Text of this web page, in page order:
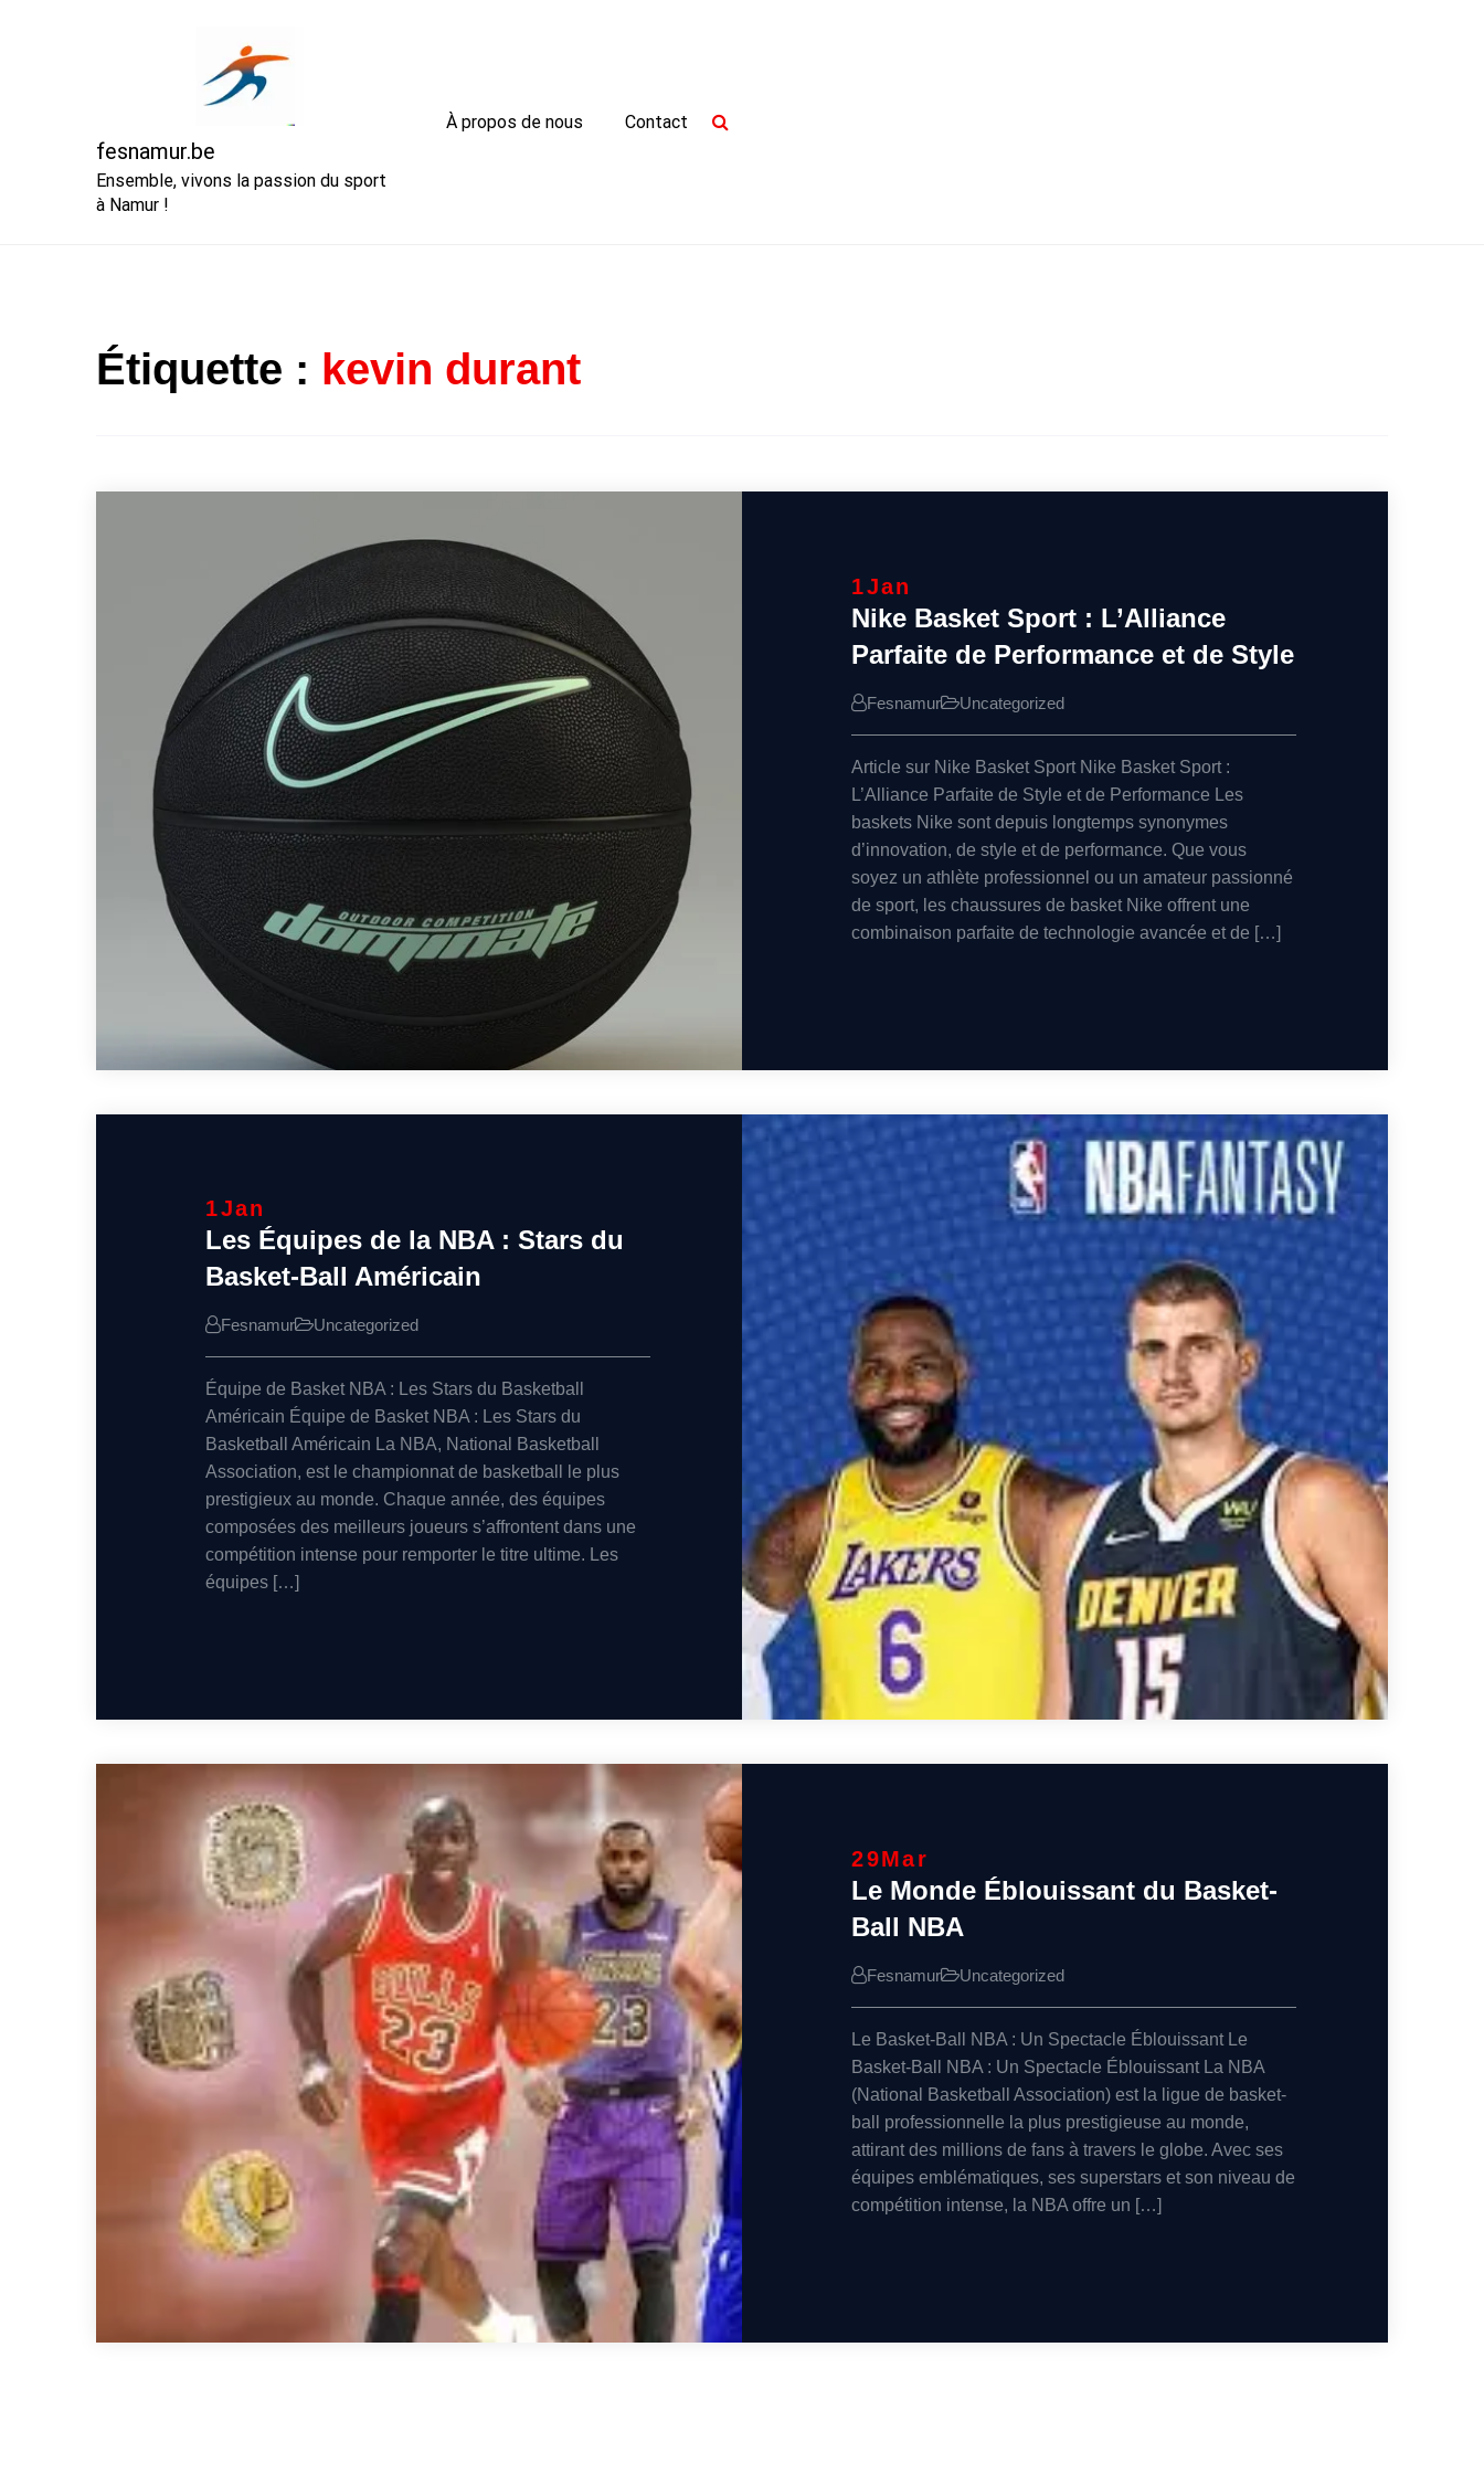
fesnamur.be
Ensemble, vivons la passion du sport
à Namur !
À propos de nous Contact
Étiquette : kevin durant
1Jan
Nike Basket Sport : L’Alliance
Parfaite de Performance et de Style
Fesnamur Uncategorized
Article sur Nike Basket Sport Nike Basket Sport :
L’Alliance Parfaite de Style et de Performance Les
baskets Nike sont depuis longtemps synonymes
d’innovation, de style et de performance. Que vous
soyez un athlète professionnel ou un amateur passionné
de sport, les chaussures de basket Nike offrent une
combinaison parfaite de technologie avancée et de […]
1Jan
Les Équipes de la NBA : Stars du
Basket-Ball Américain
Fesnamur Uncategorized
Équipe de Basket NBA : Les Stars du Basketball
Américain Équipe de Basket NBA : Les Stars du
Basketball Américain La NBA, National Basketball
Association, est le championnat de basketball le plus
prestigieux au monde. Chaque année, des équipes
composées des meilleurs joueurs s’affrontent dans une
compétition intense pour remporter le titre ultime. Les
équipes […]
29Mar
Le Monde Éblouissant du Basket-
Ball NBA
Fesnamur Uncategorized
Le Basket-Ball NBA : Un Spectacle Éblouissant Le
Basket-Ball NBA : Un Spectacle Éblouissant La NBA
(National Basketball Association) est la ligue de basket-
ball professionnelle la plus prestigieuse au monde,
attirant des millions de fans à travers le globe. Avec ses
équipes emblématiques, ses superstars et son niveau de
compétition intense, la NBA offre un […]